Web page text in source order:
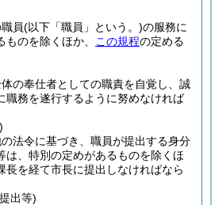
員(以下「職員」という。)の服務に
のを除くほか、
この規程の定める
の奉仕者としての職責を自覚し、誠
職務を遂行するように努めなければ
の法令に基づき、職員が提出する身分
は、特別の定めがあるものを除くほ
長を経て市長に提出しなければなら
出等)